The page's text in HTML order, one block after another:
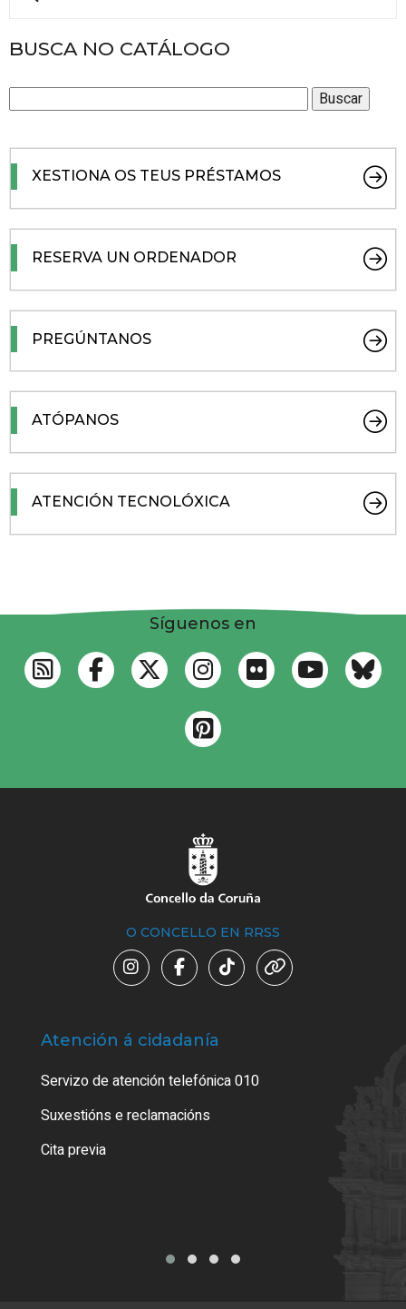
BUSCA NO CATÁLOGO
XESTIONA OS TEUS PRÉSTAMOS
RESERVA UN ORDENADOR
PREGÚNTANOS
ATÓPANOS
ATENCIÓN TECNOLÓXICA
Síguenos en
O CONCELLO EN RRSS
Atención á cidadanía
Servizo de atención telefónica 010
Suxestións e reclamacións
Cita previa